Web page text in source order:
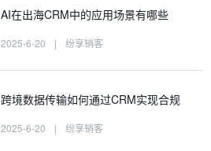
AI在出海CRM中的应用场景有哪些
2025-6-20 | 纷享销客
跨境数据传输如何通过CRM实现合规
2025-6-20 | 纷享销客